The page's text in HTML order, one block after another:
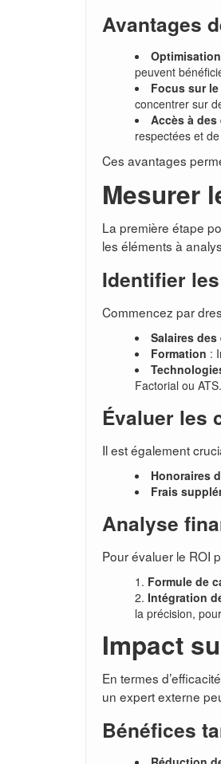
Avantages
peuvent
Focus sur
concentrer sur
Accès à des
respectées et
Ces avantages
Mesurer
La première étape
les éléments à
Identifier
Commencez par
Salaires des
Formation :
Factorial ou ATS.
Évaluer les
Il est également
Honoraires
Frais
Analyse
Pour évaluer le ROI
Formule de
Intégration
la précision,
Impact
En termes
un expert externe
Bénéfices